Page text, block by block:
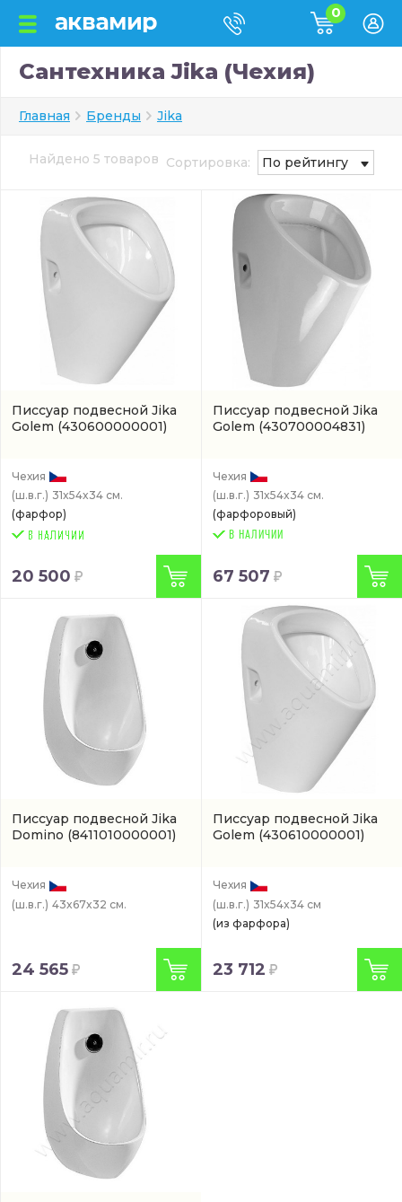
0
Сантехника Jika (Чехия)
Главная Бренды Jika
Найдено 5 товаров Сортировка: По рейтингу
Писсуар подвесной Jika
Golem (430600000001)
Чехия
(ш.в.г.) 31x54x34 см.
(фарфор)
20 500
Писсуар подвесной Jika
Golem (430700004831)
Чехия
(ш.в.г.) 31x54x34 см.
(фарфоровый)
В НАЛИЧИИ
67 507
Писсуар подвесной Jika
Domino (8411010000001)
Чехия
(ш.в.г.) 43x67x32 см.
24 565
Писсуар подвесной Jika
Golem (430610000001)
Чехия
(ш.в.г.) 31x54x34 см
(из фарфора)
23 712